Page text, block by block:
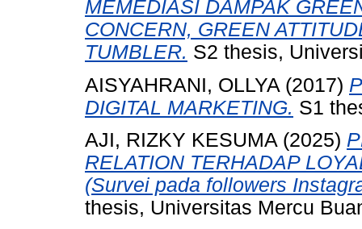
MEMEDIASI DAMPAK
CONCERN, GREEN
TUMBLER. S2 thesis,
AISYAHRANI, OLLYA (2017)
DIGITAL MARKETING. S1
AJI, RIZKY KESUMA (2025)
RELATION TERHADAP
(Survei pada followers
thesis, Universitas Mercu